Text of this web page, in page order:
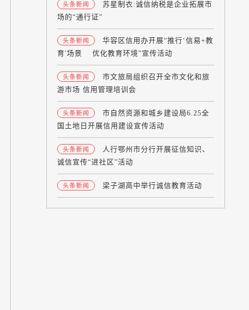
头条新闻
苏星制衣:诚信纳税是企业拓展市
场的“通行证”
头条新闻
华容区信用办开展“推行‘信易+教
育'场景 优化教育环境”宣传活动
头条新闻
市文旅局组织召开全市文化和旅
游市场 信用管理培训会
头条新闻
市自然资源和城乡建设局6.25全
国土地日开展信用建设宣传活动
头条新闻
人行鄂州市分行开展征信知识、
诚信宣传“进社区”活动
头条新闻 梁子湖高中举行诚信教育活动